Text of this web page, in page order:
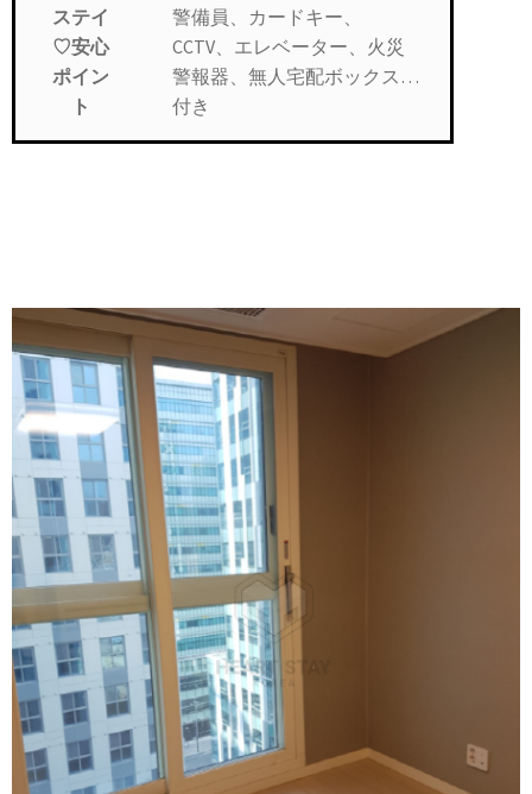
ステイ
♡安心
ポイン
ト
警備員、カードキー、
CCTV、エレベーター、火災
警報器、無人宅配ボックス…
付き